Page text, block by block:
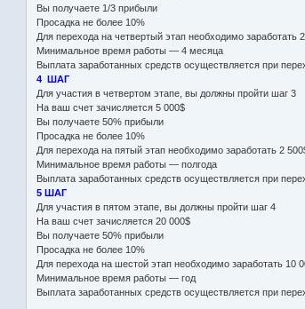
Вы получаете 1/3 прибыли
Просадка не более 10%
Для перехода на четвертый этап необходимо заработать
Минимальное время работы — 4 месяца
Выплата заработанных средств осуществляется при
4 ШАГ
Для участия в четвертом этапе, вы должны пройти шаг 3
На ваш счет зачисляется 5 000$
Вы получаете 50% прибыли
Просадка не более 10%
Для перехода на пятый этап необходимо заработать 2
Минимальное время работы — полгода
Выплата заработанных средств осуществляется при
5 ШАГ
Для участия в пятом этапе, вы должны пройти шаг 4
На ваш счет зачисляется 20 000$
Вы получаете 50% прибыли
Просадка не более 10%
Для перехода на шестой этап необходимо заработать 10
Минимальное время работы — год
Выплата заработанных средств осуществляется при